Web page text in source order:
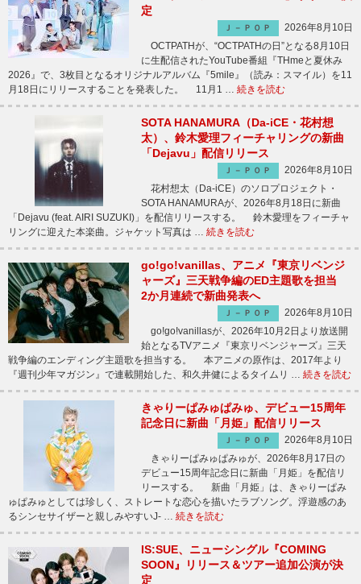
定
Ｊ－ＰＯＰ
2026年8月10日
OCTPATHが、“OCTPATHの日”となる8月10日
に生配信されたYouTube番組『THmeと夏休み
2026』で、3枚目となるオリジナルアルバム『5mile』（読み：スマイル）を11
月18日にリリースすることを発表した。 11月1 … 続きを読む
SOTA HANAMURA（Da-iCE・花村想
太）、鈴木愛理フィーチャリングの新曲
「Dejavu」配信リリース
Ｊ－ＰＯＰ
2026年8月10日
花村想太（Da-iCE）のソロプロジェクト・
SOTA HANAMURAが、2026年8月18日に新曲
「Dejavu (feat. AIRI SUZUKI)」を配信リリースする。 鈴木愛理をフィーチャ
リングに迎えた本楽曲。ジャケット写真は … 続きを読む
go!go!vanillas、アニメ『東京リベンジ
ャーズ』三天戦争編のED主題歌を担当
2か月連続で新曲発表へ
Ｊ－ＰＯＰ
2026年8月10日
go!go!vanillasが、2026年10月2日より放送開
始となるTVアニメ『東京リベンジャーズ』三天
戦争編のエンディング主題歌を担当する。 本アニメの原作は、2017年より
『週刊少年マガジン』で連載開始した、和久井健によるタイムリ … 続きを読む
きゃりーぱみゅぱみゅ、デビュー15周年
記念日に新曲「月姫」配信リリース
Ｊ－ＰＯＰ
2026年8月10日
きゃりーぱみゅぱみゅが、2026年8月17日の
デビュー15周年記念日に新曲「月姫」を配信リ
リースする。 新曲「月姫」は、きゃりーぱみ
ゅぱみゅとしては珍しく、ストレートな恋心を描いたラブソング。浮遊感のあ
るシンセサイザーと親しみやすいJ- … 続きを読む
IS:SUE、ニューシングル『COMING
SOON』リリース＆ツアー追加公演が決
定